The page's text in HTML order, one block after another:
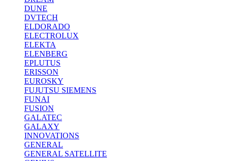
DUNE
DVTECH
ELDORADO
ELECTROLUX
ELEKTA
ELENBERG
EPLUTUS
ERISSON
EUROSKY
FUJUTSU SIEMENS
FUNAI
FUSION
GALATEC
GALAXY
INNOVATIONS
GENERAL
GENERAL SATELLITE